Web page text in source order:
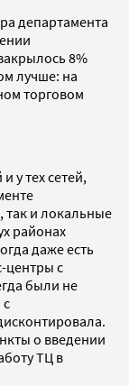
департамента
8%
лучше: на
торговом
у тех сетей,
так и локальные
районах
даже есть
с
были не
о введении
ТЦ в